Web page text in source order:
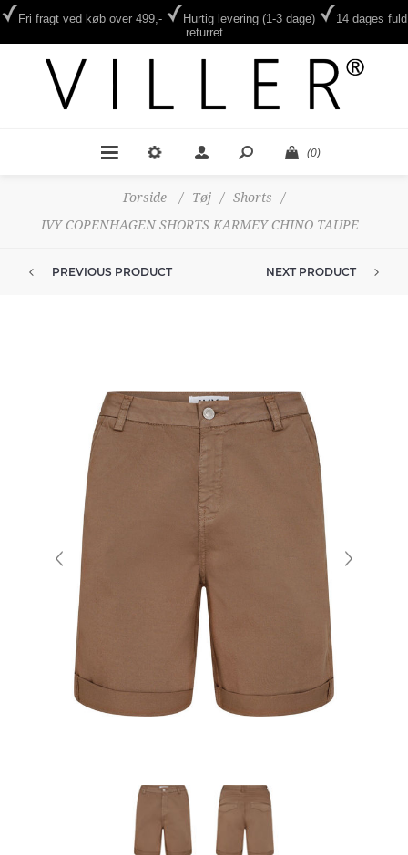
Fri fragt ved køb over 499,- Hurtig levering (1-3 dage)
14 dages fuld
returret
(0)
Forside / Tøj / Shorts
/
IVY COPENHAGEN SHORTS KARMEY CHINO TAUPE
PREVIOUS PRODUCT NEXT PRODUCT